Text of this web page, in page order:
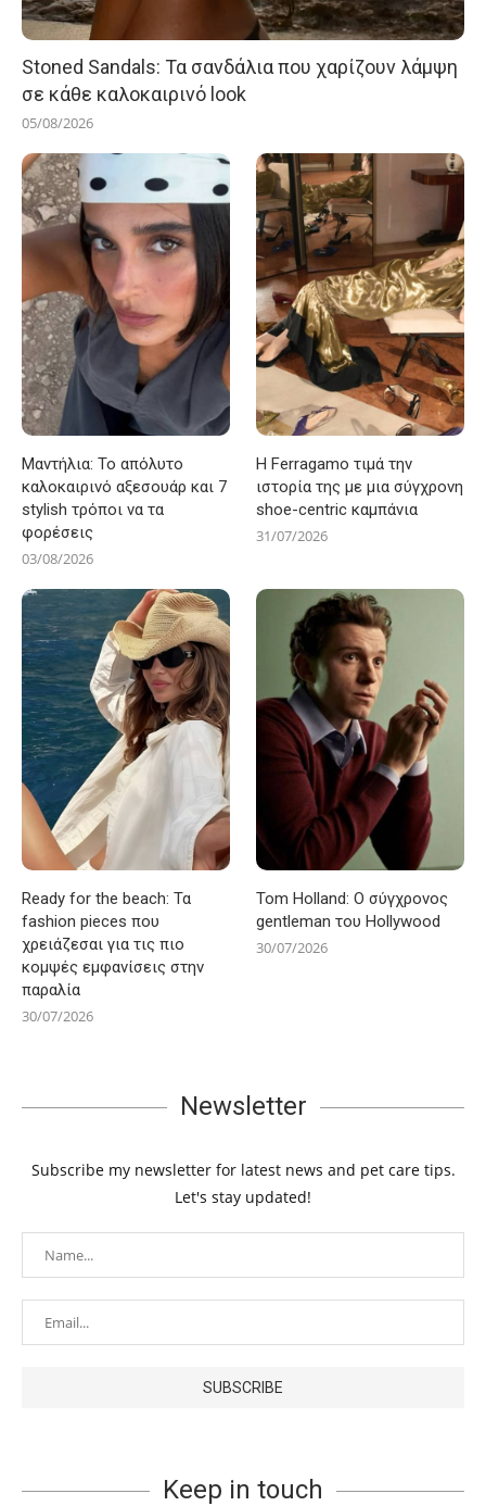
Stoned Sandals: Τα σανδάλια που χαρίζουν λάμψη
σε κάθε καλοκαιρινό look
05/08/2026
Μαντήλια: Το απόλυτο
καλοκαιρινό αξεσουάρ και 7
stylish τρόποι να τα
φορέσεις
03/08/2026
Η Ferragamo τιμά την
ιστορία της με μια σύγχρονη
shoe-centric καμπάνια
31/07/2026
Ready for the beach: Τα
fashion pieces που
χρειάζεσαι για τις πιο
κομψές εμφανίσεις στην
παραλία
30/07/2026
Tom Holland: Ο σύγχρονος
gentleman του Hollywood
30/07/2026
Newsletter
Subscribe my newsletter for latest news and pet care tips.
Let's stay updated!
Keep in touch